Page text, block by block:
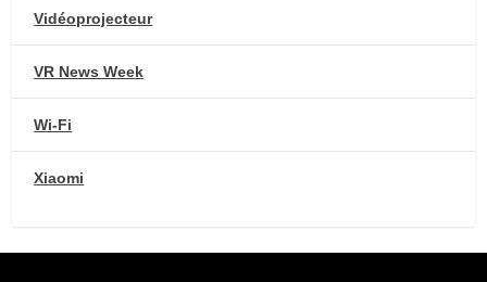
Vidéoprojecteur
VR News Week
Wi-Fi
Xiaomi